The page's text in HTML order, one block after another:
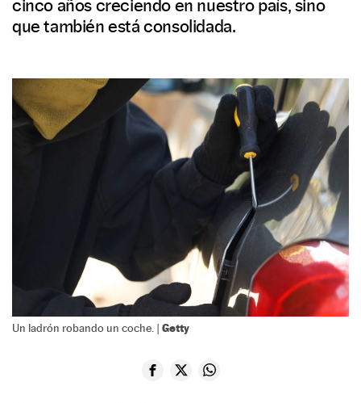
cinco años creciendo en nuestro país, sino
que también está consolidada.
Un ladrón robando un coche. | Getty